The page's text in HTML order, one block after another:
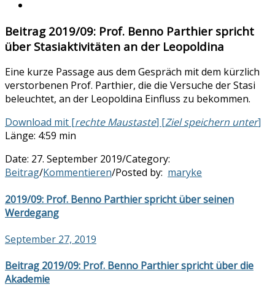
Beitrag 2019/09: Prof. Benno Parthier spricht
über Stasiaktivitäten an der Leopoldina
Eine kurze Passage aus dem Gespräch mit dem kürzlich
verstorbenen Prof. Parthier, die die Versuche der Stasi
beleuchtet, an der Leopoldina Einfluss zu bekommen.
Download mit [rechte Maustaste] [Ziel speichern unter]
Länge: 4:59 min
Date: 27. September 2019/Category:
Beitrag/Kommentieren/Posted by: maryke
2019/09: Prof. Benno Parthier spricht über seinen
Werdegang
September 27, 2019
Beitrag 2019/09: Prof. Benno Parthier spricht über die
Akademie